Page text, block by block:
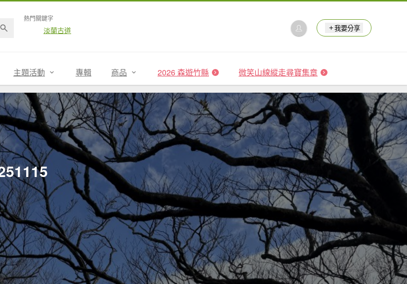
熱門關鍵字
淡蘭古道 我要分享
主題活動 專輯 商品 2026 森遊竹縣 微笑山線縱走尋寶集章